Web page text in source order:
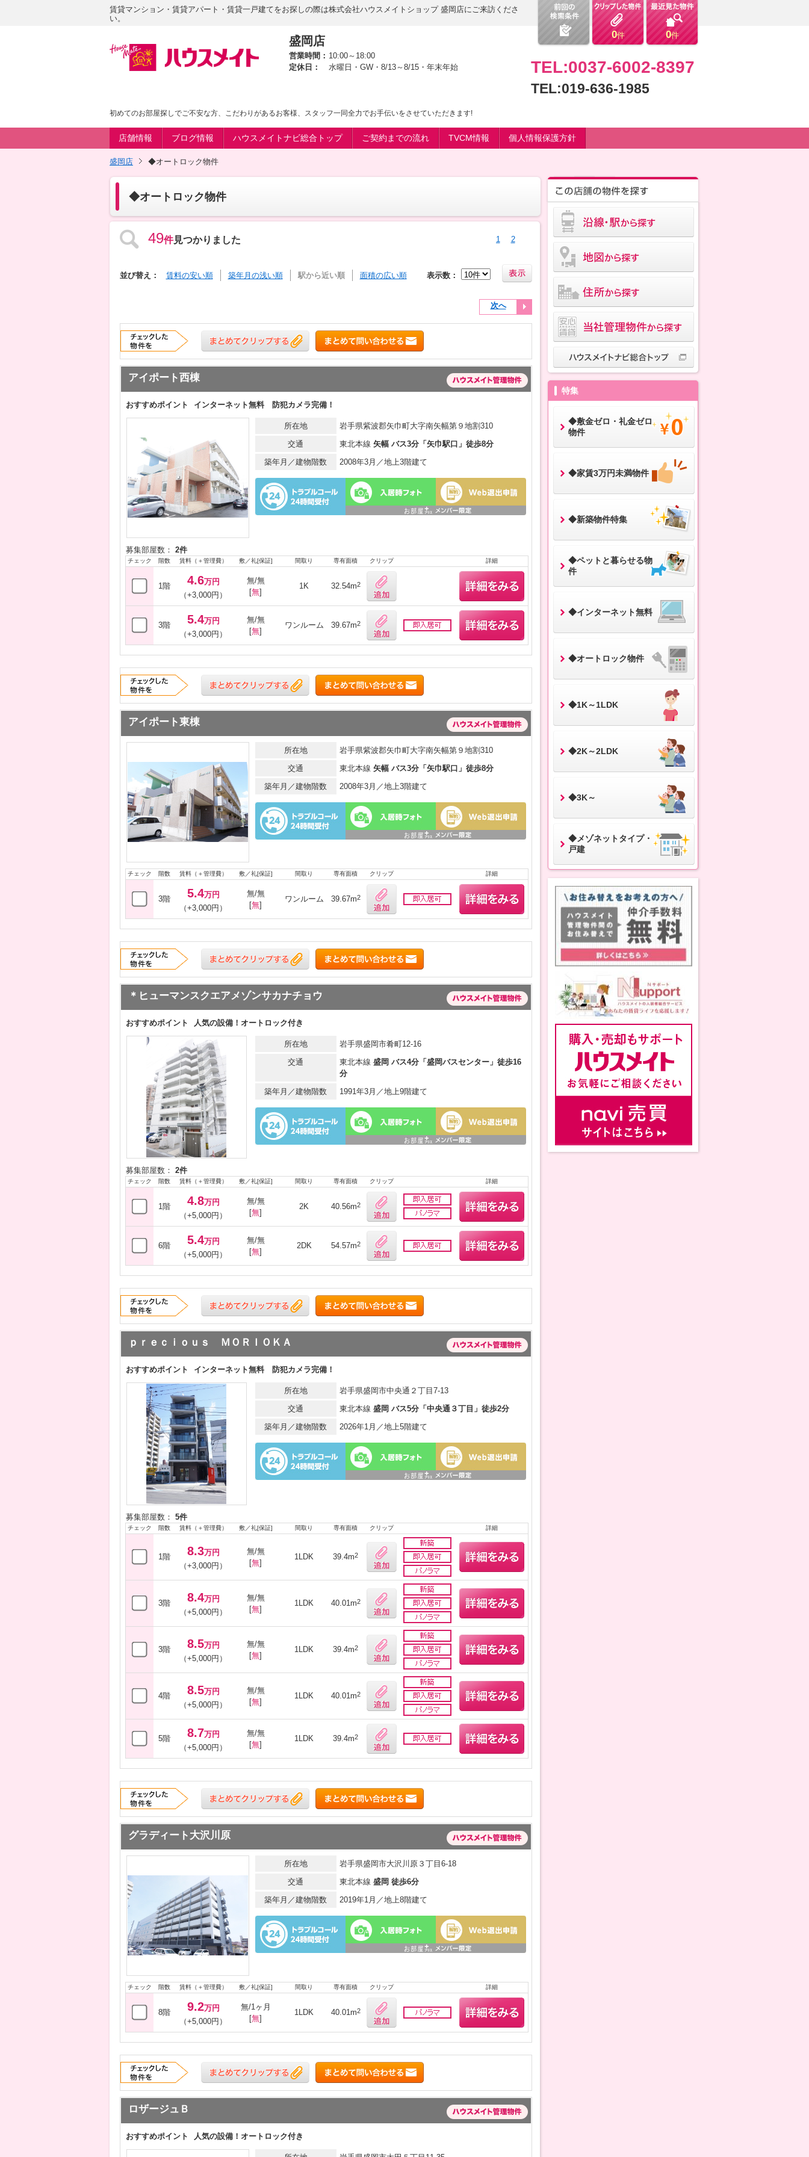
0件 0件
賃貸マンション・賃貸アパート・賃貸一戸建てをお探しの際は株式会社ハウスメイトショップ 盛岡店にご来訪くださ
い。
盛岡店
営業時間： 10:00～18:00
定休日：
水曜日・GW・8/13～8/15・年末年始 TEL:0037-6002-8397
TEL:019-636-1985
初めてのお部屋探しでご不安な方、こだわりがあるお客様、スタッフ一同全力でお手伝いをさせていただきます!
店舗情報 ブログ情報 ハウスメイトナビ総合トップ ご契約までの流れ TVCM情報 個人情報保護方針
盛岡店 ◆オートロック物件
◆オートロック物件
49件見つかりました 1 2
並び替え： 賃料の安い順 築年月の浅い順 駅から近い順 面積の広い順 表示数：
次へ
アイポート西棟
おすすめポイント インターネット無料 防犯カメラ完備！
所在地
岩手県紫波郡矢巾町大字南矢幅第９地割310
交通
東北本線 矢幅 バス3分「矢巾駅口」徒歩8分
築年月／建物階数
2008年3月／地上3階建て
募集部屋数： 2件
チェック 階数 賃料（＋管理費） 敷／礼[保証] 間取り 専有面積 クリップ 詳細
1階 4.6万円
（+3,000円）
無/無
[無]
1K 32.54m2
3階 5.4万円
（+3,000円）
無/無
[無]
ワンルーム 39.67m2
アイポート東棟
所在地
岩手県紫波郡矢巾町大字南矢幅第９地割310
交通
東北本線 矢幅 バス3分「矢巾駅口」徒歩8分
築年月／建物階数
2008年3月／地上3階建て
チェック 階数 賃料（＋管理費） 敷／礼[保証] 間取り 専有面積 クリップ 詳細
3階 5.4万円
（+3,000円）
無/無
[無]
ワンルーム 39.67m2
＊ヒューマンスクエアメゾンサカナチョウ
おすすめポイント 人気の設備！オートロック付き
所在地
岩手県盛岡市肴町12-16
交通
東北本線 盛岡 バス4分「盛岡バスセンター」徒歩16
分
築年月／建物階数
1991年3月／地上9階建て
募集部屋数： 2件
チェック 階数 賃料（＋管理費） 敷／礼[保証] 間取り 専有面積 クリップ 詳細
1階 4.8万円
（+5,000円）
無/無
[無]
2K 40.56m2
6階 5.4万円
（+5,000円）
無/無
[無]
2DK 54.57m2
ｐｒｅｃｉｏｕｓ ＭＯＲＩＯＫＡ
おすすめポイント インターネット無料 防犯カメラ完備！
所在地
岩手県盛岡市中央通２丁目7-13
交通
東北本線 盛岡 バス5分「中央通３丁目」徒歩2分
築年月／建物階数
2026年1月／地上5階建て
募集部屋数： 5件
チェック 階数 賃料（＋管理費） 敷／礼[保証] 間取り 専有面積 クリップ 詳細
1階 8.3万円
（+3,000円）
無/無
[無]
1LDK 39.4m2
3階 8.4万円
（+5,000円）
無/無
[無]
1LDK 40.01m2
3階 8.5万円
（+5,000円）
無/無
[無]
1LDK 39.4m2
4階 8.5万円
（+5,000円）
無/無
[無]
1LDK 40.01m2
5階 8.7万円
（+5,000円）
無/無
[無]
1LDK 39.4m2
グラディート大沢川原
所在地
岩手県盛岡市大沢川原３丁目6-18
交通
東北本線 盛岡 徒歩6分
築年月／建物階数
2019年1月／地上8階建て
チェック 階数 賃料（＋管理費） 敷／礼[保証] 間取り 専有面積 クリップ 詳細
8階 9.2万円
（+5,000円）
無/1ヶ月
[無]
1LDK 40.01m2
ロザージュＢ
おすすめポイント 人気の設備！オートロック付き
特集
◆敷金ゼロ・礼金ゼロ
物件
◆家賃3万円未満物件
◆新築物件特集
◆ペットと暮らせる物
件
◆インターネット無料
◆オートロック物件
◆1K～1LDK
◆2K～2LDK
◆3K～
◆メゾネットタイプ・
戸建